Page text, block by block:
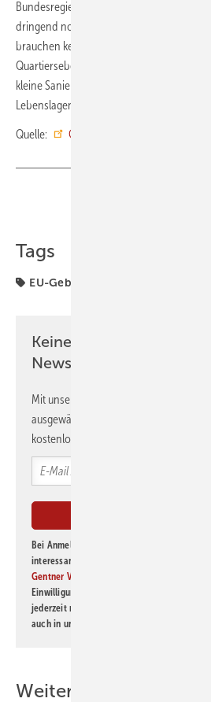
Bundesregierung sollte sich daher
dringend notwendigen Prozess sozial
brauchen keine Verwässerung von
Quartiersebene, sondern eine sozial
kleine Sanierungsschritte ermöglicht und
Lebenslagen einkommensschwächerer
Quelle: GIH
Tags
EU-Gebäuderichtlinie
Keine Zeit? Kein
Newsletter!
Mit unserem Newsletter erhalten Sie
ausgewählte Informationen und
kostenlos direkt ins Postfach.
Bei Anmeldung zu diesem Newsletter bin
interessante Verlags- und Online-Angebote
Gentner Verlag GmbH & Co. KG
Einwilligung kann ich jederzeit widerrufen
jederzeit möglich. Informationen zum
auch in unserer
Weitere Inhalte